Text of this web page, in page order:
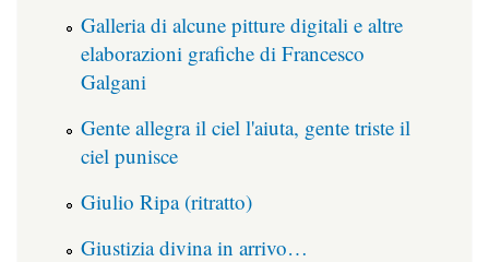
Galleria di alcune pitture digitali e altre
elaborazioni grafiche di Francesco
Galgani
Gente allegra il ciel l'aiuta, gente triste il
ciel punisce
Giulio Ripa (ritratto)
Giustizia divina in arrivo…